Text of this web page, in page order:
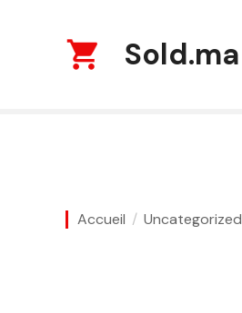
Sold.ma
Accueil Uncategorized